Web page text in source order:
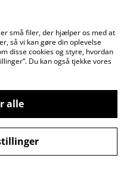
Åbningstider
Fortrolighedspolitik
små filer, der hjælper os med at
så vi kan gøre din oplevelse
disse cookies og styre, hvordan
Du kan også tjekke vores
alle